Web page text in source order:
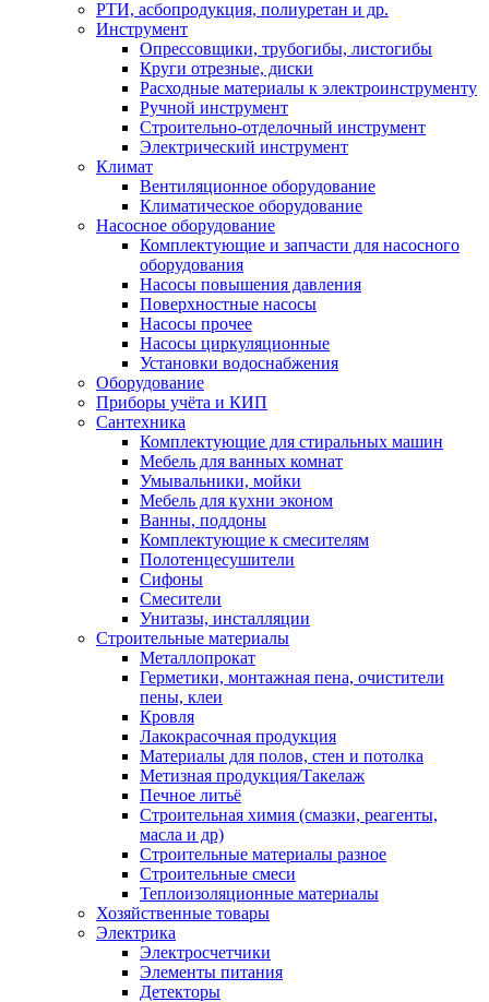
РТИ, асбопродукция, полиуретан и др.
Инструмент
Опрессовщики, трубогибы, листогибы
Круги отрезные, диски
Расходные материалы к электроинструменту
Ручной инструмент
Строительно-отделочный инструмент
Электрический инструмент
Климат
Вентиляционное оборудование
Климатическое оборудование
Насосное оборудование
Комплектующие и запчасти для насосного
оборудования
Насосы повышения давления
Поверхностные насосы
Насосы прочее
Насосы циркуляционные
Установки водоснабжения
Оборудование
Приборы учёта и КИП
Сантехника
Комплектующие для стиральных машин
Мебель для ванных комнат
Умывальники, мойки
Мебель для кухни эконом
Ванны, поддоны
Комплектующие к смесителям
Полотенцесушители
Сифоны
Смесители
Унитазы, инсталляции
Строительные материалы
Металлопрокат
Герметики, монтажная пена, очистители
пены, клеи
Кровля
Лакокрасочная продукция
Материалы для полов, стен и потолка
Метизная продукция/Такелаж
Печное литьё
Строительная химия (смазки, реагенты,
масла и др)
Строительные материалы разное
Строительные смеси
Теплоизоляционные материалы
Хозяйственные товары
Электрика
Электросчетчики
Элементы питания
Детекторы